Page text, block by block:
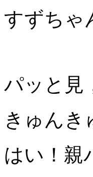
すずちゃ
パッと見
きゅんき
はい！親